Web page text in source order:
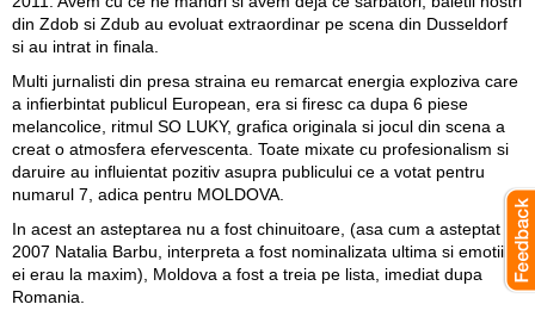
din Zdob si Zdub au evoluat extraordinar pe scena din Dusseldorf
si au intrat in finala.
Multi jurnalisti din presa straina eu remarcat energia exploziva care
a infierbintat publicul European, era si firesc ca dupa 6 piese
melancolice, ritmul SO LUKY, grafica originala si jocul din scena a
creat o atmosfera efervescenta. Toate mixate cu profesionalism si
daruire au influientat pozitiv asupra publicului ce a votat pentru
numarul 7, adica pentru MOLDOVA.
In acest an asteptarea nu a fost chinuitoare, (asa cum a asteptat in
2007 Natalia Barbu, interpreta a fost nominalizata ultima si emotiile
ei erau la maxim), Moldova a fost a treia pe lista, imediat dupa
Romania.